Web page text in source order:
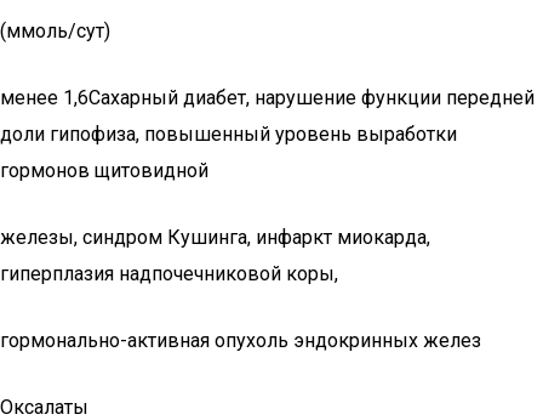
(ммоль/сут)
менее 1,6Сахарный диабет, нарушение функции передней
доли гипофиза, повышенный уровень выработки
гормонов щитовидной
железы, синдром Кушинга, инфаркт миокарда,
гиперплазия надпочечниковой коры,
гормонально-активная опухоль эндокринных желез
Оксалаты